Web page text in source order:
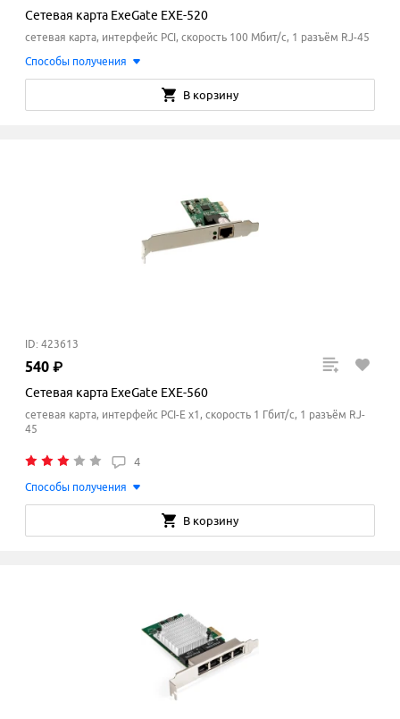
Сетевая карта ExeGate EXE-520
сетевая карта, интерфейс PCI, скорость 100 Мбит/с, 1 разъём RJ-45
Способы получения
В корзину
ID: 423613
540 ₽
Сетевая карта ExeGate EXE-560
сетевая карта, интерфейс PCI-E x1, скорость 1 Гбит/с, 1 разъём RJ-
45
4
Способы получения
В корзину